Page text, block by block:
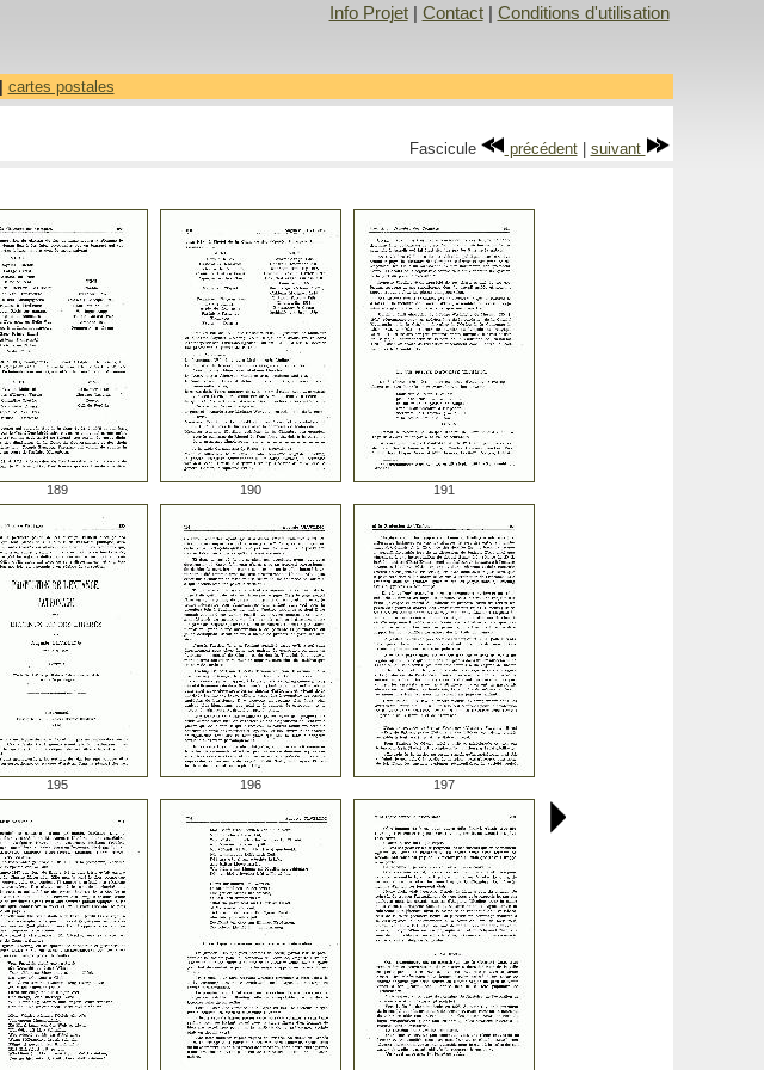
Info Projet| Contact| Conditions d'utilisation
cartes postales
Fascicule précédent| suivant
189 190 191
195 196 197